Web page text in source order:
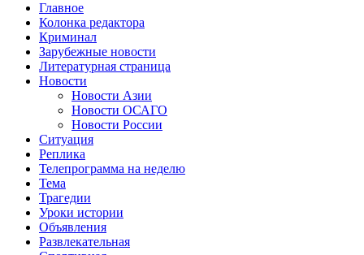
Главное
Колонка редактора
Криминал
Зарубежные новости
Литературная страница
Новости
Новости Азии
Новости ОСАГО
Новости России
Ситуация
Реплика
Телепрограмма на неделю
Тема
Трагедии
Уроки истории
Объявления
Развлекательная